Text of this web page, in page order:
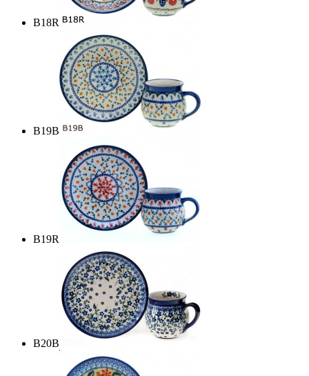
B18R
B19B
B19R
B20B